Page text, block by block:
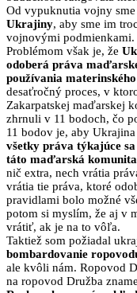
Od vypuknutia vojny
Ukrajiny, aby sme im
vojnovými podmienkami.
Problémom však je, že
odoberá práva
používania
desaťročný proces, v
Zakarpatskej maďarskej
zhrnuli v 11 bodoch, čo
11 bodov je, aby
všetky práva týkajúce
táto maďarská
nič extra, nech vrátia
vrátia tie práva, ktoré
pravidlami bolo možné
potom si myslím, že aj v
vrátiť, ak je na to vôľa.
Taktiež som požiadal
bombardovanie
ale kvôli nám. Ropovod
na ropovod Družba